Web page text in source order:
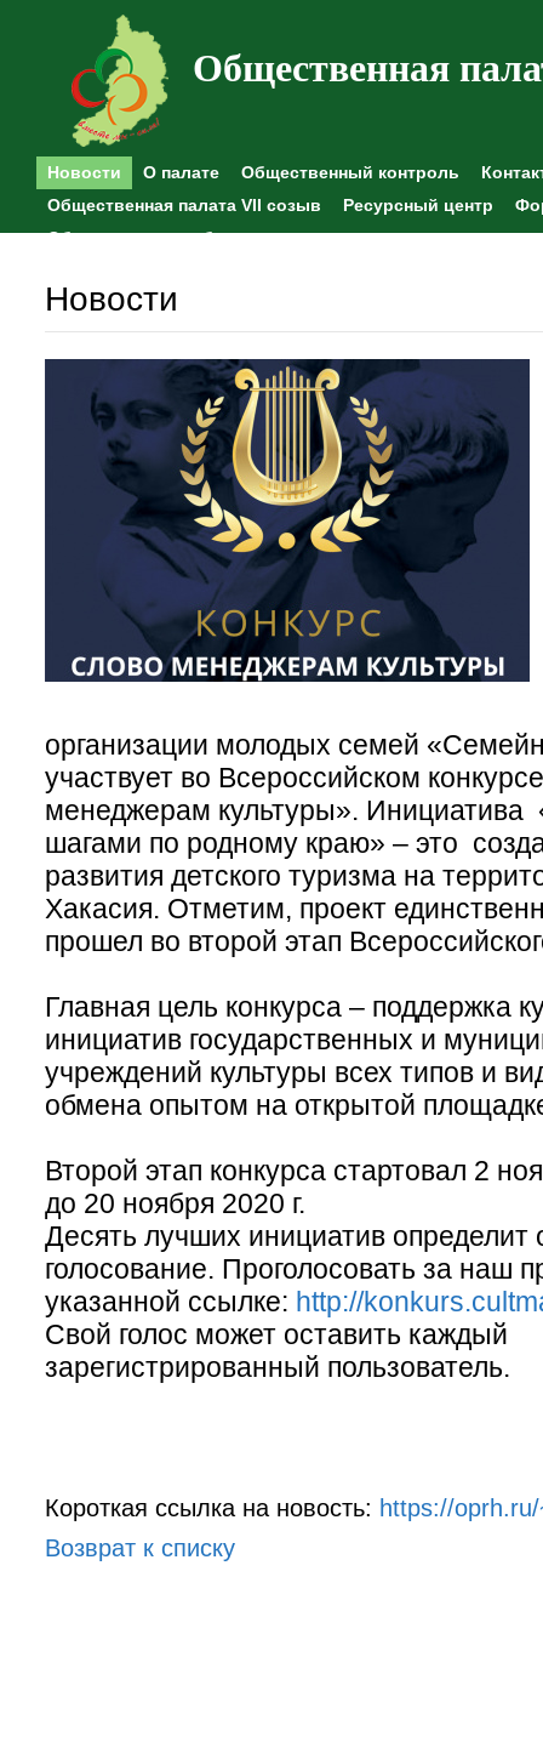
Общественная
Новости О палате Общественный контроль
Общественная палата VII созыв
Ресурсный центр
Общественные наблюдения
Новости
организации молодых семей
участвует во Всероссийском
менеджерам культуры».
шагами по родному краю» – это
развития детского туризма на
Хакасия. Отметим, проект
прошел во второй этап
Главная цель конкурса – поддержка
инициатив государственных и
учреждений культуры всех типов и
обмена опытом на открытой
Второй этап конкурса стартовал 2
до 20 ноября 2020 г.
Десять лучших инициатив определит
голосование. Проголосовать за наш
указанной ссылке: http://
Свой голос может оставить каждый
зарегистрированный пользователь.
Короткая ссылка на новость: https://
Возврат к списку